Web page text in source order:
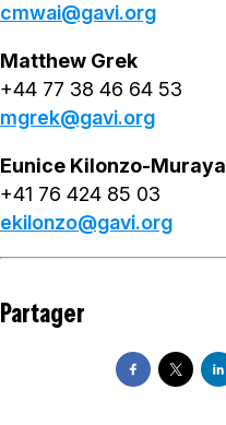
cmwai@gavi.org
Matthew Grek
+44 77 38 46 64 53
mgrek@gavi.org
Eunice Kilonzo-Muraya
+41 76 424 85 03
ekilonzo@gavi.org
Partager